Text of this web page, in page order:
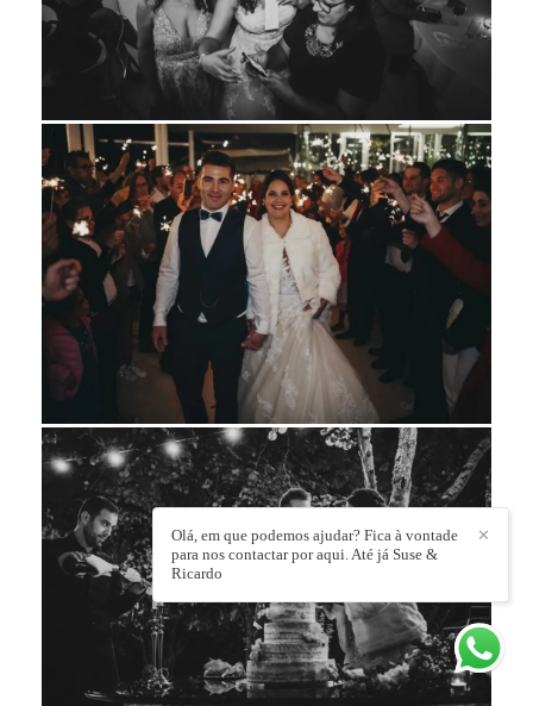
✕
Olá, em que podemos ajudar? Fica à vontade
para nos contactar por aqui. Até já Suse &
Ricardo